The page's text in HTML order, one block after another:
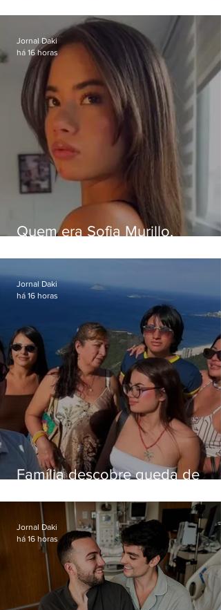
da Band
Quem era Sofia Murillo,
em queda de helicóptero no
Jornal Daki
há 16 horas
Família descobre queda de
enquanto aguardava segundo
voo
Jornal Daki
há 16 horas
Jornal Daki
há 16 horas